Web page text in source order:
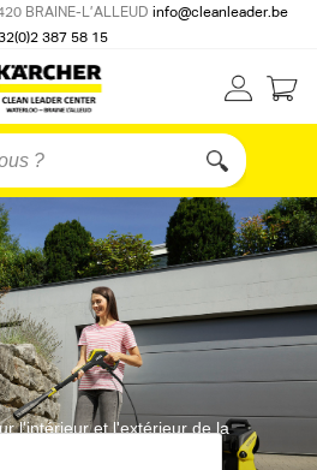
BRAINE-L’ALLEUD info@cleanleader.be
387 58 15
l'intérieur et l'extérieur de la
aspirateurs,